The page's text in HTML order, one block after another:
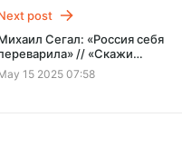
post
Сегал: «Россия себя
// «Скажи
15 2025 07:58